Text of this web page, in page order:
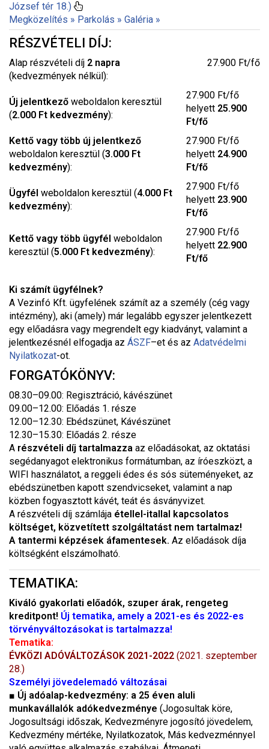
József tér 18.)
Megközelítés » Parkolás » Galéria »
RÉSZVÉTELI DÍJ:
Alap részvételi díj 2 napra
(kedvezmények nélkül):
27.900 Ft/fő
Új jelentkező weboldalon keresztül
(2.000 Ft kedvezmény):
27.900 Ft/fő
helyett 25.900
Ft/fő
Kettő vagy több új jelentkező
weboldalon keresztül (3.000 Ft
kedvezmény):
27.900 Ft/fő
helyett 24.900
Ft/fő
Ügyfél weboldalon keresztül (4.000 Ft
kedvezmény):
27.900 Ft/fő
helyett 23.900
Ft/fő
Kettő vagy több ügyfél weboldalon
keresztül (5.000 Ft kedvezmény):
27.900 Ft/fő
helyett 22.900
Ft/fő
Ki számít ügyfélnek?
A Vezinfó Kft. ügyfelének számít az a személy (cég vagy
intézmény), aki (amely) már legalább egyszer jelentkezett
egy előadásra vagy megrendelt egy kiadványt, valamint a
jelentkezésnél elfogadja az ÁSZF–et és az Adatvédelmi
Nyilatkozat-ot.
FORGATÓKÖNYV:
08.30–09.00: Regisztráció, kávészünet
09.00–12.00: Előadás 1. része
12.00–12.30: Ebédszünet, Kávészünet
12.30–15.30: Előadás 2. része
A részvételi díj tartalmazza az előadásokat, az oktatási
segédanyagot elektronikus formátumban, az íróeszközt, a
WIFI használatot, a reggeli édes és sós süteményeket, az
ebédszünetben kapott szendvicseket, valamint a nap
közben fogyasztott kávét, teát és ásványvizet.
A részvételi díj számlája étellel-itallal kapcsolatos
költséget, közvetített szolgáltatást nem tartalmaz!
A tantermi képzések áfamentesek. Az előadások díja
költségként elszámolható.
TEMATIKA:
Kiváló gyakorlati előadók, szuper árak, rengeteg
kreditpont! Új tematika, amely a 2021-es és 2022-es
törvényváltozásokat is tartalmazza!
Tematika:
ÉVKÖZI ADÓVÁLTOZÁSOK 2021-2022 (2021. szeptember
28.)
Személyi jövedelemadó változásai
■ Új adóalap-kedvezmény: a 25 éven aluli
munkavállalók adókedvezménye (Jogosultak köre,
Jogosultsági időszak, Kedvezményre jogosító jövedelem,
Kedvezmény mértéke, Nyilatkozatok, Más kedvezménnyel